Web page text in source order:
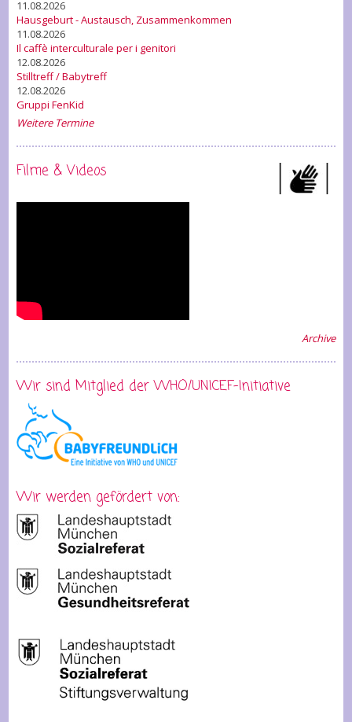
11.08.2026
Hausgeburt - Austausch, Zusammenkommen
11.08.2026
Il caffè interculturale per i genitori
12.08.2026
Stilltreff / Babytreff
12.08.2026
Gruppi FenKid
Weitere Termine
Filme & Videos
Archive
Wir sind Mitglied der WHO/UNICEF-Initiative
Wir werden gefördert von: